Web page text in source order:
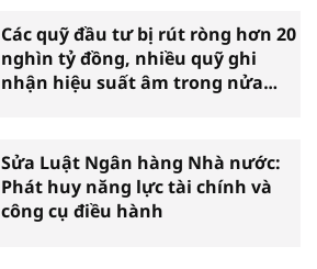
Các quỹ đầu tư bị rút ròng hơn 20
nghìn tỷ đồng, nhiều quỹ ghi
nhận hiệu suất âm trong nửa
Sửa Luật Ngân hàng Nhà nước:
Phát huy năng lực tài chính và
công cụ điều hành